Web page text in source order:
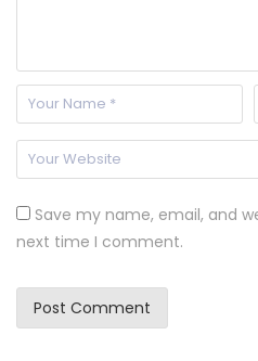
Save my name, email, and
next time I comment.